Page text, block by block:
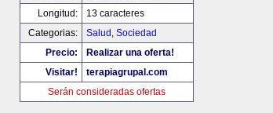
Longitud:
13 caracteres
Categorias:
Salud , Sociedad
Precio:
Realizar una oferta!
Visitar!
terapiagrupal.com
Serán consideradas ofertas